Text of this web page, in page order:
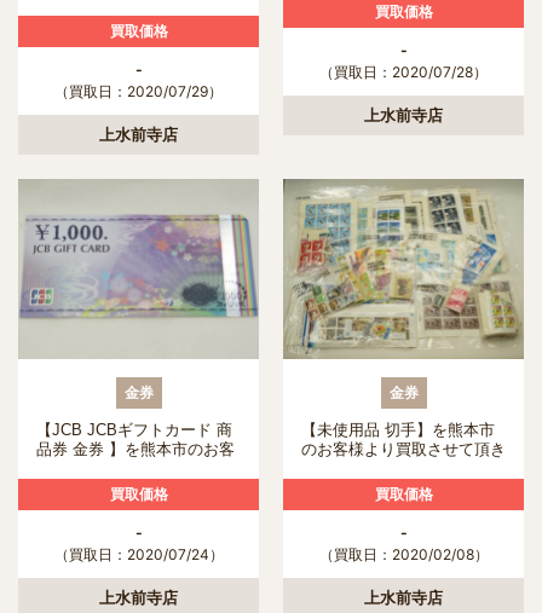
買う 使う 現金化】を熊本市
のお客様より買取いたしまし
買取価格
-
（買取日：2020/07/29）
上水前寺店
買取価格
-
（買取日：2020/07/28）
上水前寺店
金券
【JCB JCBギフトカード 商
品券 金券 】を熊本市のお客
買取価格
-
（買取日：2020/07/24）
上水前寺店
金券
【未使用品 切手】を熊本市
のお客様より買取させて頂き
買取価格
-
（買取日：2020/02/08）
上水前寺店